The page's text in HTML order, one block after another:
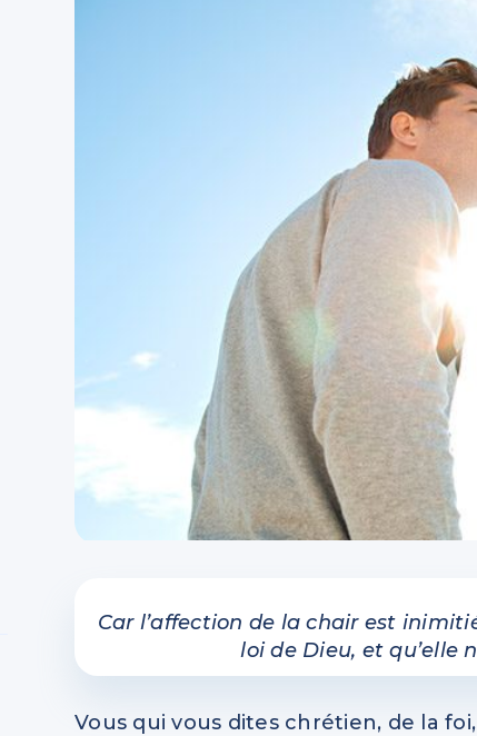
Car l’affection de la chair est
loi de Dieu, et qu’elle
Vous qui vous dites chrétien, de la